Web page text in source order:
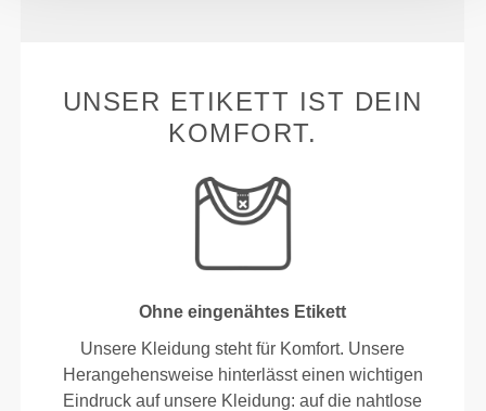
UNSER ETIKETT IST DEIN
KOMFORT.
Ohne eingenähtes Etikett
Unsere Kleidung steht für Komfort. Unsere
Herangehensweise hinterlässt einen wichtigen
Eindruck auf unsere Kleidung: auf die nahtlose